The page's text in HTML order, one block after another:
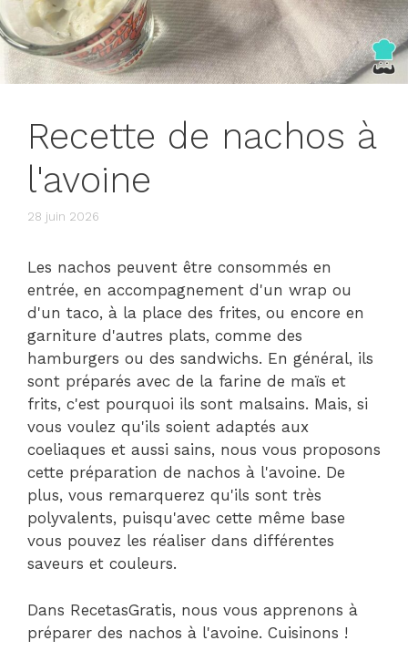
Recette de nachos à
l'avoine
28 juin 2026
Les nachos peuvent être consommés en
entrée, en accompagnement d'un wrap ou
d'un taco, à la place des frites, ou encore en
garniture d'autres plats, comme des
hamburgers ou des sandwichs. En général, ils
sont préparés avec de la farine de maïs et
frits, c'est pourquoi ils sont malsains. Mais, si
vous voulez qu'ils soient adaptés aux
coeliaques et aussi sains, nous vous proposons
cette préparation de nachos à l'avoine. De
plus, vous remarquerez qu'ils sont très
polyvalents, puisqu'avec cette même base
vous pouvez les réaliser dans différentes
saveurs et couleurs.
Dans RecetasGratis, nous vous apprenons à
préparer des nachos à l'avoine. Cuisinons !